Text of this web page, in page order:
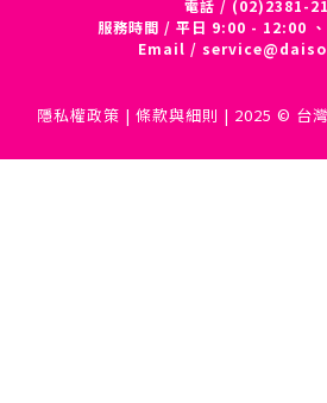
電話 / (02)2381-
服務時間 / 平日 9:00 - 12:00
Email /
隱私權政策 | 條款與細則 | 2025 © 台